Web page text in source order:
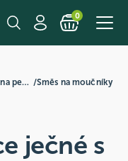
0
Směsi na pečení /Směs na moučníky
ječné s